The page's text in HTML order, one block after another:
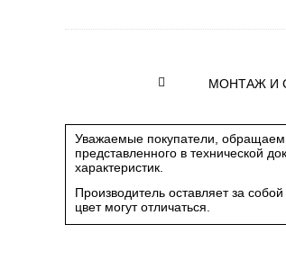
МОНТАЖ И
Уважаемые покупатели, обращаем
представленного в технической
характеристик.
Производитель оставляет за
цвет могут отличаться.